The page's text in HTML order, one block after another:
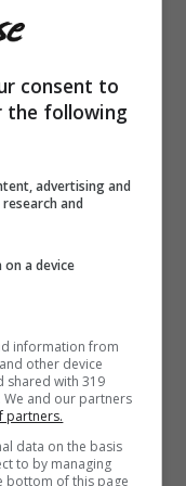
quelli
di streaming
dei Rolling
venduti,
musica solida
sancì il loro
Cloud“, usciti
e segno di un
a
il riff di
consent to
the following
advertising and
and
a device
information from
other device
shared with 319
We and our partners
partners.
data on the basis
to by managing
bottom of this page